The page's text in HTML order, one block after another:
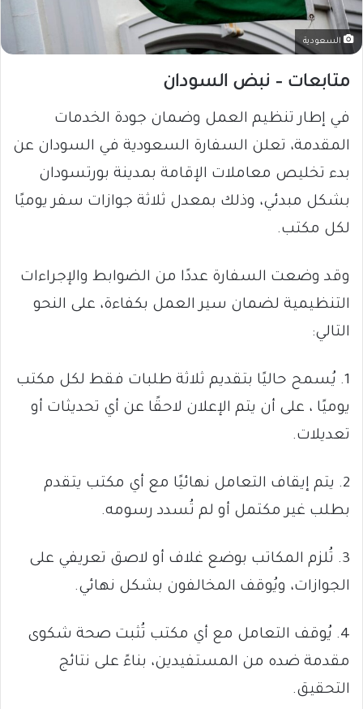
السعودية
متابعات – نبض السودان
في إطار تنظيم العمل وضمان جودة الخدمات
المقدمة، تعلن السفارة السعودية في السودان عن
بدء تخليص معاملات الإقامة بمدينة بورتسودان
بشكل مبدئي، وذلك بمعدل ثلاثة جوازات سفر يوميًا
لكل مكتب.
وقد وضعت السفارة عددًا من الضوابط والإجراءات
التنظيمية لضمان سير العمل بكفاءة، على النحو
التالي:
1. يُسمح حاليًا بتقديم ثلاثة طلبات فقط لكل مكتب
يوميًا ، على أن يتم الإعلان لاحقًا عن أي تحديثات أو
تعديلات.
2. يتم إيقاف التعامل نهائيًا مع أي مكتب يتقدم
بطلب غير مكتمل أو لم تُسدد رسومه.
3. تُلزم المكاتب بوضع غلاف أو لاصق تعريفي على
الجوازات، ويُوقف المخالفون بشكل نهائي.
4. يُوقف التعامل مع أي مكتب تُثبت صحة شكوى
مقدمة ضده من المستفيدين، بناءً على نتائج
التحقيق.